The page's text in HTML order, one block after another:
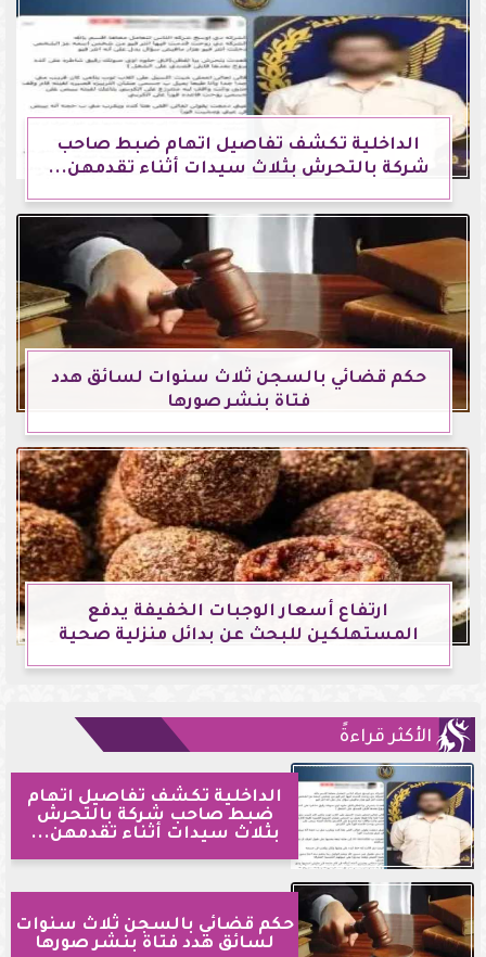
الداخلية تكشف تفاصيل اتهام ضبط صاحب
شركة بالتحرش بثلاث سيدات أثناء تقدمهن...
حكم قضائي بالسجن ثلاث سنوات لسائق هدد
فتاة بنشر صورها
ارتفاع أسعار الوجبات الخفيفة يدفع
المستهلكين للبحث عن بدائل منزلية صحية
الأكثر قراءةً
الداخلية تكشف تفاصيل اتهام
ضبط صاحب شركة بالتحرش
بثلاث سيدات أثناء تقدمهن...
حكم قضائي بالسجن ثلاث سنوات
لسائق هدد فتاة بنشر صورها